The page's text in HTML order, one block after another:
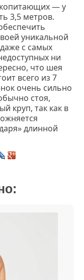
― у
3,5 метров.
уникальной
с самых
ни
что шея
всего из 7
очень сильно
стоя,
круп, так как в
длинной